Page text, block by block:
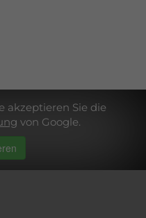
akzeptieren Sie die
von Google.